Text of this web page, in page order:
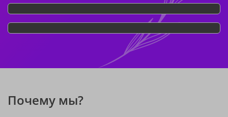
Почему мы?